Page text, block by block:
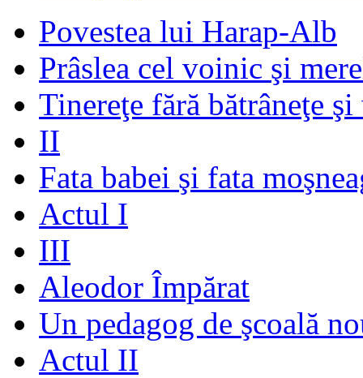
Povestea lui Harap-Alb
Prâslea cel voinic şi
Tinereţe fără bătrâneţe
II
Fata babei şi fata
Actul I
III
Aleodor Împărat
Un pedagog de şcoală
Actul II